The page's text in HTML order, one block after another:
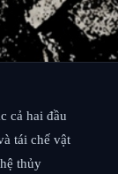
cả hai đầu
tái chế vật
thủy